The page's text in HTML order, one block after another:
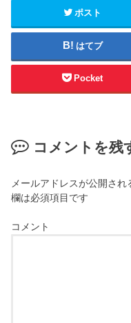
ポスト
はてブ
Pocket
コメントを残
メールアドレスが公開され
欄は必須項目です
コメント